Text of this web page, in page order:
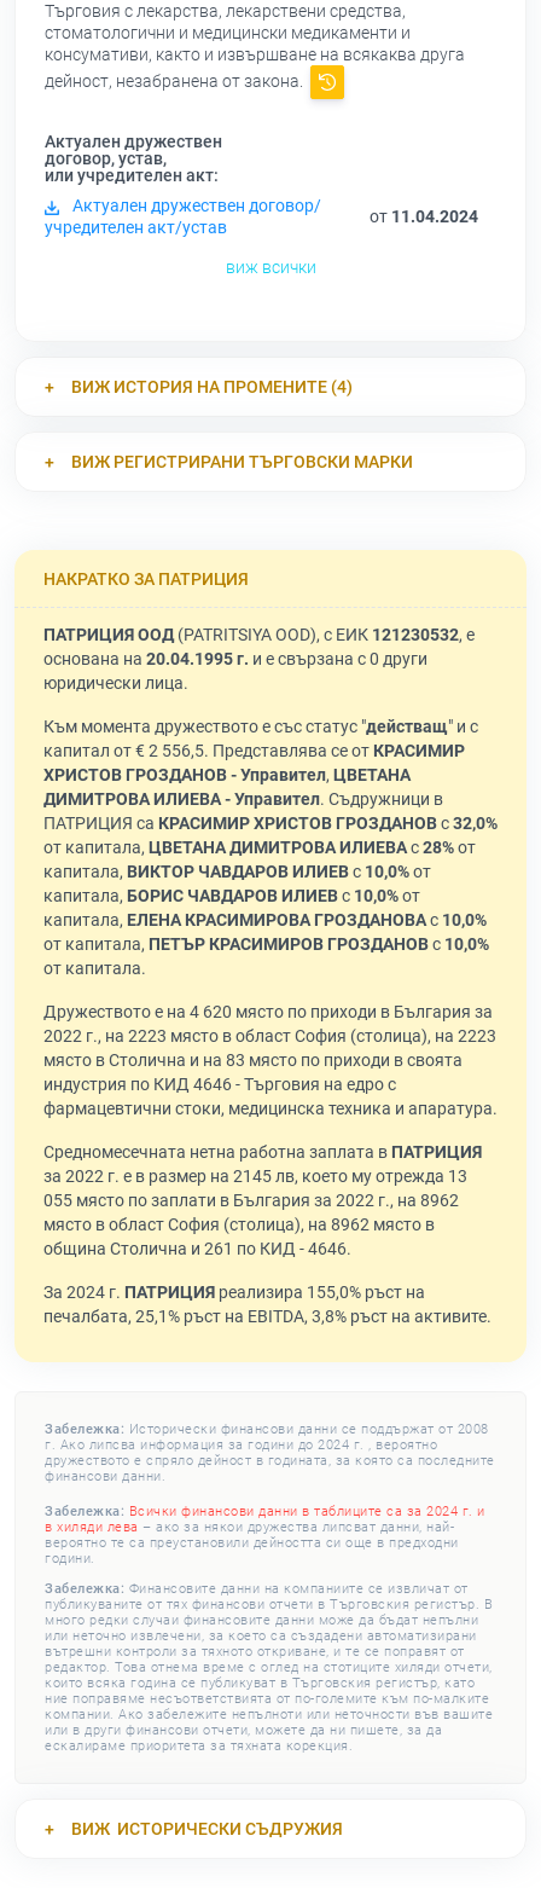
Търговия с лекарства, лекарствени средства,
стоматологични и медицински медикаменти и
консумативи, както и извършване на всякаква друга
дейност, незабранена от закона.
Актуален дружествен
договор, устав,
или учредителен акт:
Актуален дружествен договор/
учредителен акт/устав
от 11.04.2024
виж всички
ВИЖ ИСТОРИЯ НА ПРОМЕНИТЕ (4)
ВИЖ РЕГИСТРИРАНИ ТЪРГОВСКИ МАРКИ
НАКРАТКО ЗА ПАТРИЦИЯ
ПАТРИЦИЯ ООД(PATRITSIYA OOD), с ЕИК 121230532, е
основана на 20.04.1995 г. и е свързана с 0 други
юридически лица.
Към момента дружеството е със статус "действащ" и с
капитал от € 2 556,5. Представлява се от КРАСИМИР
ХРИСТОВ ГРОЗДАНОВ - Управител, ЦВЕТАНА
ДИМИТРОВА ИЛИЕВА - Управител. Съдружници в
ПАТРИЦИЯ са КРАСИМИР ХРИСТОВ ГРОЗДАНОВс32,0%
от капитала, ЦВЕТАНА ДИМИТРОВА ИЛИЕВАс28%от
капитала, ВИКТОР ЧАВДАРОВ ИЛИЕВс 10,0%от
капитала, БОРИС ЧАВДАРОВ ИЛИЕВс 10,0%от
капитала, ЕЛЕНА КРАСИМИРОВА ГРОЗДАНОВАс 10,0%
от капитала, ПЕТЪР КРАСИМИРОВ ГРОЗДАНОВс 10,0%
от капитала.
Дружеството е на 4 620 място по приходи в България за
2022 г., на 2223 място в област София (столица), на 2223
място в Столична и на 83 място по приходи в своята
индустрия по КИД 4646 - Търговия на едро с
фармацевтични стоки, медицинска техника и апаратура.
Средномесечната нетна работна заплата в ПАТРИЦИЯ
за 2022 г. е в размер на 2145 лв, което му отрежда 13
055 място по заплати в България за 2022 г., на 8962
място в област София (столица), на 8962 място в
община Столична и 261 по КИД - 4646.
За 2024 г. ПАТРИЦИЯ реализира 155,0% ръст на
печалбата, 25,1% ръст на EBITDA, 3,8% ръст на активите.
Забележка: Исторически финансови данни се поддържат от 2008
г. Ако липсва информация за години до 2024 г. , вероятно
дружеството е спряло дейност в годината, за която са последните
финансови данни.
Забележка: Всички финансови данни в таблиците са за 2024 г. и
в хиляди лева – ако за някои дружества липсват данни, най-
вероятно те са преустановили дейността си още в предходни
години.
Забележка: Финансовите данни на компаниите се извличат от
публикуваните от тях финансови отчети в Търговския регистър. В
много редки случаи финансовите данни може да бъдат непълни
или неточно извлечени, за което са създадени автоматизирани
вътрешни контроли за тяхното откриване, и те се поправят от
редактор. Това отнема време с оглед на стотиците хиляди отчети,
които всяка година се публикуват в Търговския регистър, като
ние поправяме несъответствията от по-големите към по-малките
компании. Ако забележите непълноти или неточности във вашите
или в други финансови отчети, можете да ни пишете, за да
ескалираме приоритета за тяхната корекция.
ВИЖ ИСТОРИЧЕСКИ СЪДРУЖИЯ